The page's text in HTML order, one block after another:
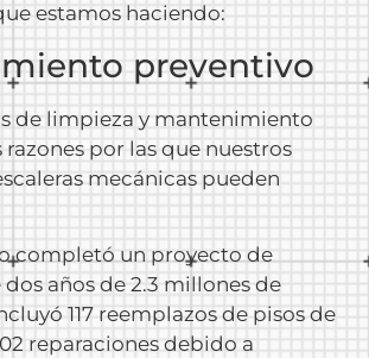
estamos haciendo:
preventivo
de limpieza y mantenimiento
razones por las que nuestros
mecánicas pueden
completó un proyecto de
años de 2.3 millones de
117 reemplazos de pisos de
reparaciones debido a